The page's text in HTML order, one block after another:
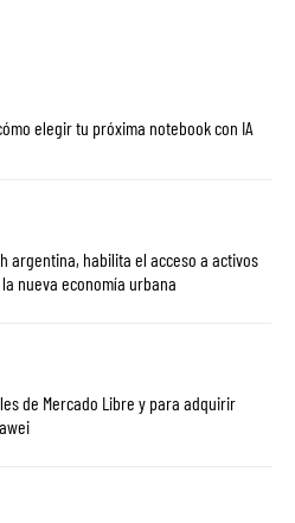
elegir tu próxima notebook con IA
el acceso a activos
nueva economía urbana
de Mercado Libre y para adquirir